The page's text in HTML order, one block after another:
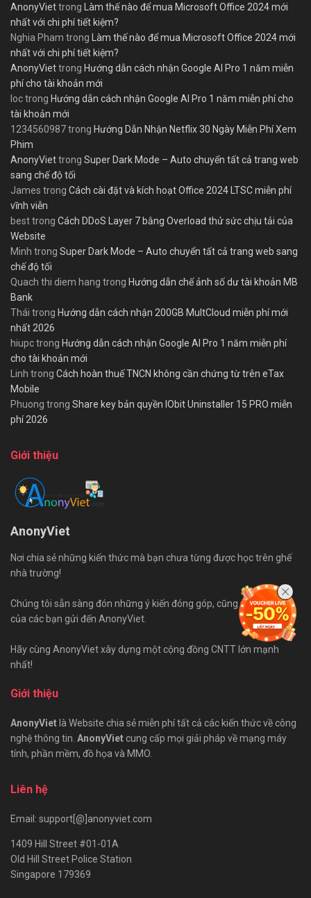
AnonyViettrong Làm thế nào để mua Microsoft Office 2024 mới
nhất với chi phí tiết kiệm?
Nghia Pham trong Làm thế nào để mua Microsoft Office 2024 mới
nhất với chi phí tiết kiệm?
AnonyViettrong Hướng dẫn cách nhận Google AI Pro 1 năm miễn
phí cho tài khoản mới
loctrong Hướng dẫn cách nhận Google AI Pro 1 năm miễn phí cho
tài khoản mới
1234560987trong Hướng Dẫn Nhận Netflix 30 Ngày Miễn Phí Xem
Phim
AnonyViettrong Super Dark Mode – Auto chuyển tất cả trang web
sang chế độ tối
James trong Cách cài đặt và kích hoạt Office 2024 LTSC miễn phí
vĩnh viễn
besttrong Cách DDoS Layer 7 bằng Overload thử sức chịu tải của
Website
Minh trong Super Dark Mode – Auto chuyển tất cả trang web sang
chế độ tối
Quach thi diem hang trong Hướng dẫn chế ảnh số dư tài khoản MB
Bank
Thái trong Hướng dẫn cách nhận 200GB MultCloud miễn phí mới
nhất 2026
hiupctrong Hướng dẫn cách nhận Google AI Pro 1 năm miễn phí
cho tài khoản mới
Linh trong Cách hoàn thuế TNCN không cần chứng từ trên eTax
Mobile
Phuong trong Share key bản quyền IObit Uninstaller 15 PRO miễn
phí 2026
Giới thiệu
AnonyViet
Nơi chia sẻ những kiến thức mà bạn chưa từng được học trên ghế
nhà trường!
Chúng tôi sẵn sàng đón những ý kiến đóng góp, cũng như bài viết
của các bạn gửi đến AnonyViet.
Hãy cùng AnonyViet xây dựng một cộng đồng CNTT lớn mạnh
nhất!
Giới thiệu
AnonyVietlà Website chia sẻ miễn phí tất cả các kiến thức về công
nghệ thông tin. AnonyViet cung cấp mọi giải pháp về mạng máy
tính, phần mềm, đồ họa và MMO.
Liên hệ
Email: support[@]anonyviet.com
1409 Hill Street #01-01A
Old Hill Street Police Station
Singapore 179369